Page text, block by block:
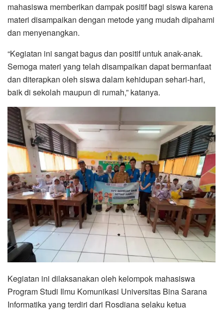
mahasiswa memberikan dampak positif bagi siswa karena
materi disampaikan dengan metode yang mudah dipahami
dan menyenangkan.
“Kegiatan ini sangat bagus dan positif untuk anak-anak.
Semoga materi yang telah disampaikan dapat bermanfaat
dan diterapkan oleh siswa dalam kehidupan sehari-hari,
baik di sekolah maupun di rumah,” katanya.
Kegiatan ini dilaksanakan oleh kelompok mahasiswa
Program Studi Ilmu Komunikasi Universitas Bina Sarana
Informatika yang terdiri dari Rosdiana selaku ketua